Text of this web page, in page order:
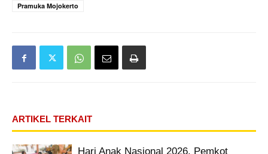
Pramuka Mojokerto
ARTIKEL TERKAIT
Hari Anak Nasional 2026, Pemkot